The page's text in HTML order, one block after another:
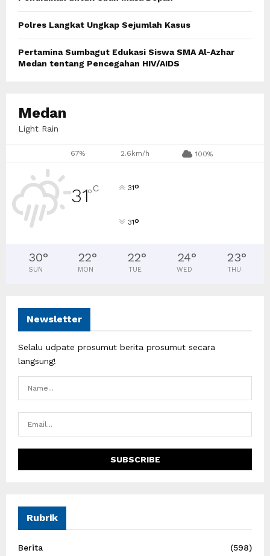
Polres Langkat Ungkap Sejumlah Kasus
Pertamina Sumbagut Edukasi Siswa SMA Al-Azhar
Medan tentang Pencegahan HIV/AIDS
Medan
Light Rain
67% 2.6km/h 100%
31°C 31°
31°
30°
SUN
22°
MON
22°
TUE
24°
WED
23°
THU
Newsletter
Selalu udpate prosumut berita prosumut secara
langsung!
Rubrik
Berita
(598)